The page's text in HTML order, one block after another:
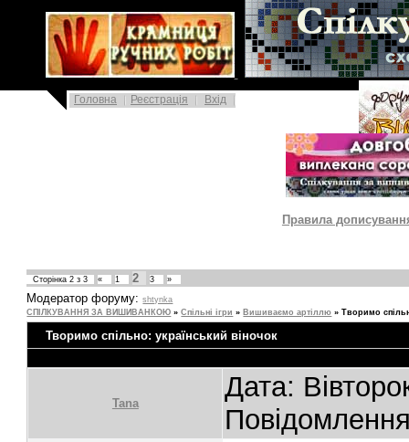
|
Головна Реєстрація Вхід
Правила
Сторінка2 з3 « 1 2 3 »
Модератор форуму:shtynka
СПІЛКУВАННЯ ЗА ВИШИВАНКОЮ » Спільні ігри » Вишиваємо артіллю » Творимо
Творимо спільно: український віночок
Tana
Дата: